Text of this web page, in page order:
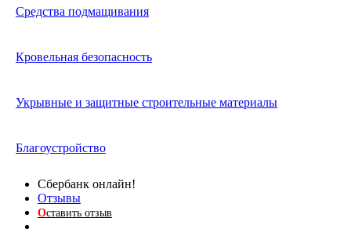
Средства подмащивания
Кровельная безопасность
Укрывные и защитные строительные материалы
Благоустройство
Сбербанк онлайн!
Отзывы
Оставить отзыв